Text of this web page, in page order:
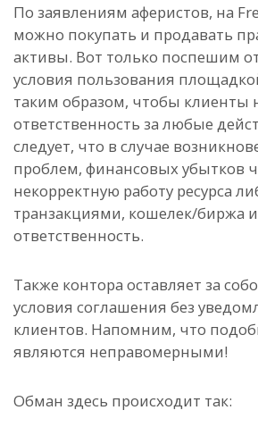
По заявлениям аферистов, на
можно покупать и продавать
активы. Вот только поспешим
условия пользования
таким образом, чтобы клиенты
ответственность за любые
следует, что в случае
проблем, финансовых убытков
некорректную работу ресурса
транзакциями, кошелек/биржа
ответственность.
Также контора оставляет за
условия соглашения без
клиентов. Напомним, что
являются неправомерными!
Обман здесь происходит так: